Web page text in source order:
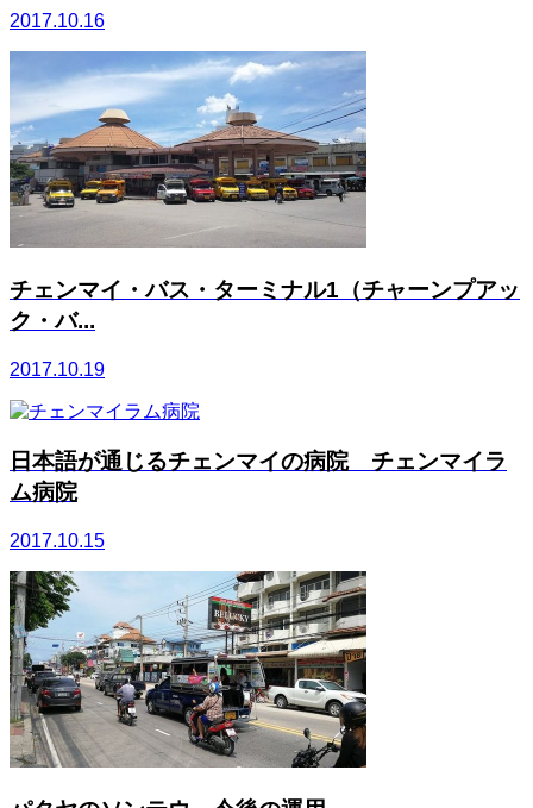
2017.10.16
チェンマイ・バス・ターミナル1（チャーンプアッ
ク・バ...
2017.10.19
日本語が通じるチェンマイの病院 チェンマイラ
ム病院
2017.10.15